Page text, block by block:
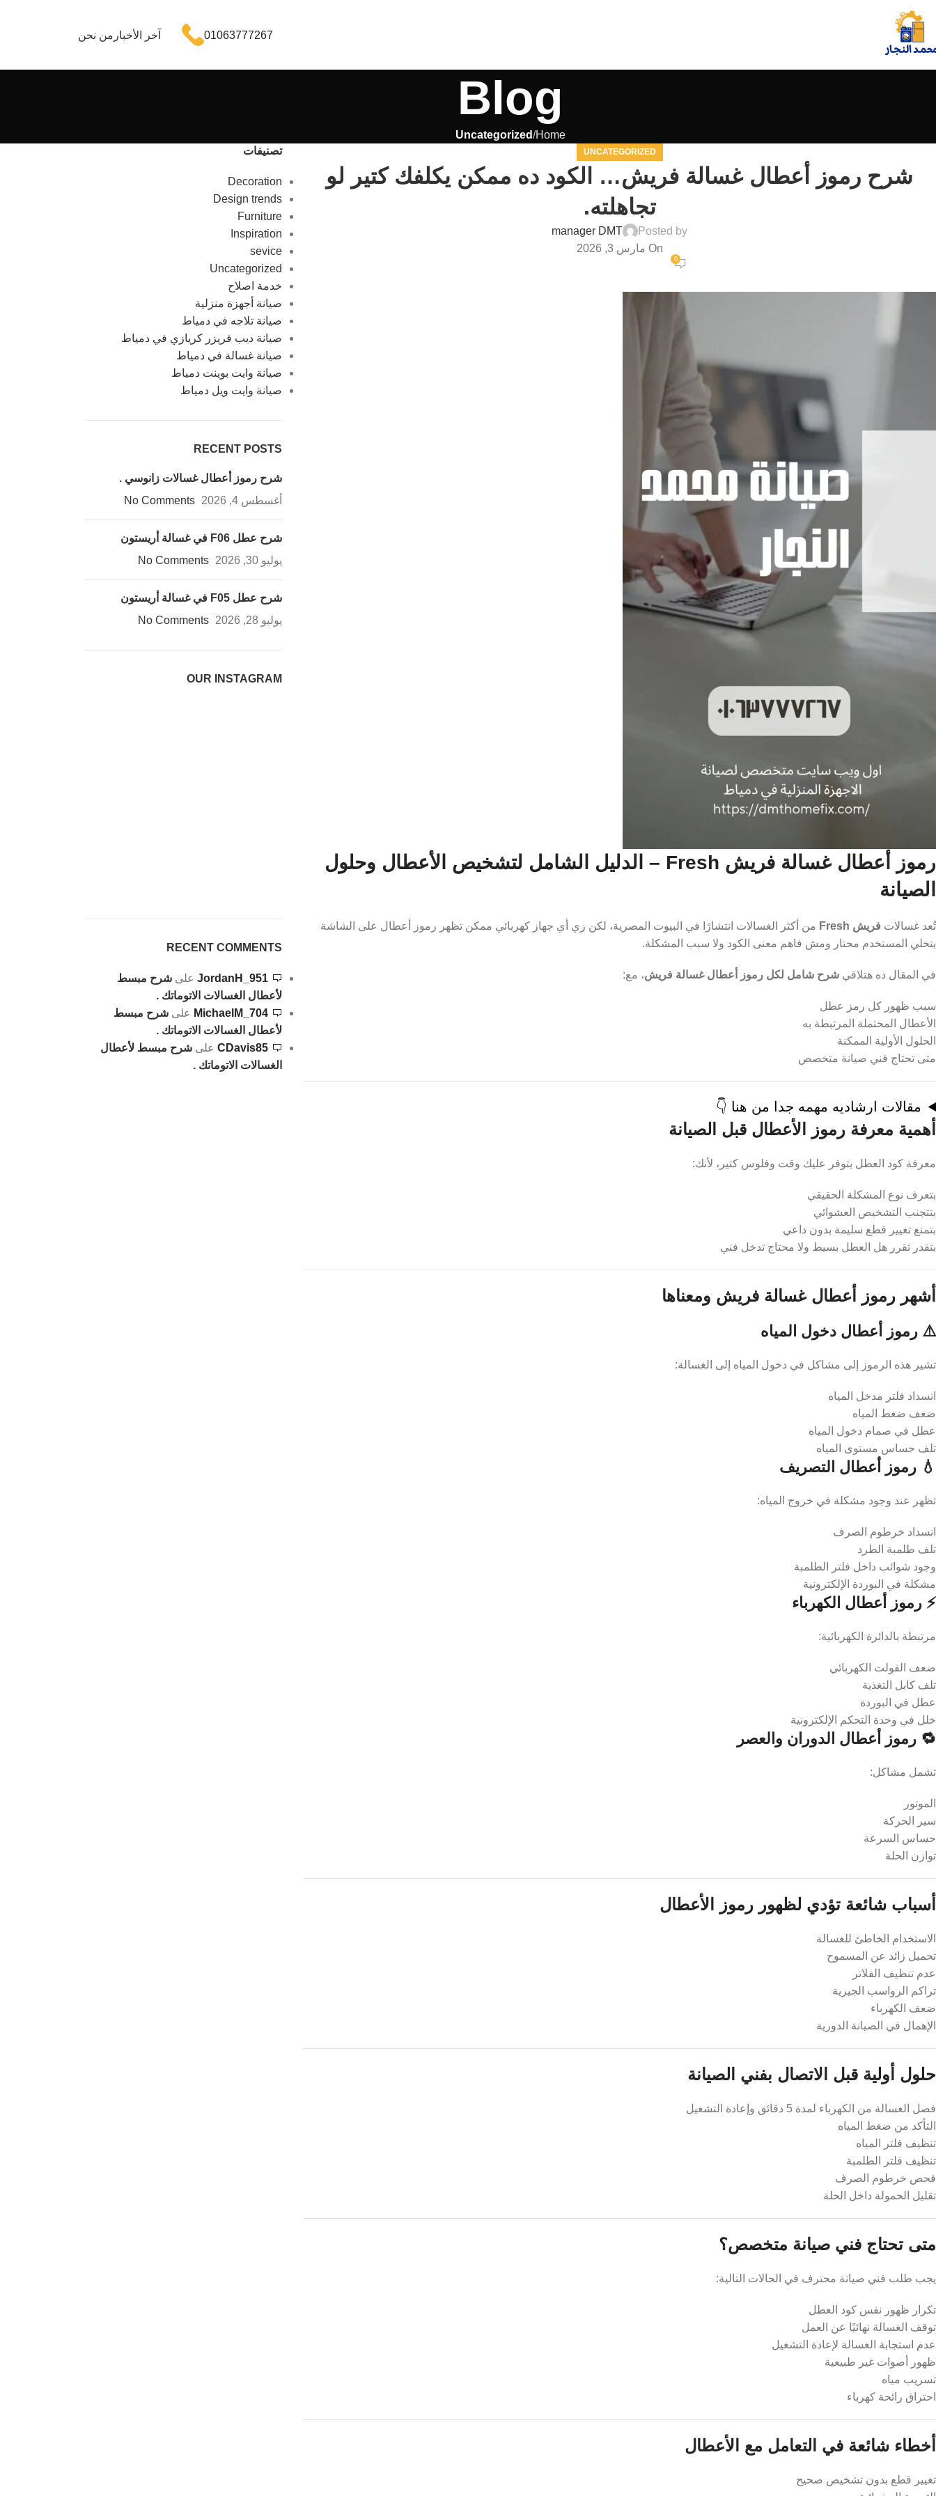
01063777267 آخر الأخبار من نحن
Blog
Home
Uncategorized
UNCATEGORIZED
شرح رموز أعطال غسالة فريش… الكود ده ممكن يكلفك كتير لو
تجاهلته.
Posted by
manager DMT
On مارس 3, 2026
0
رموز أعطال غسالة فريش Fresh – الدليل الشامل لتشخيص الأعطال وحلول
الصيانة
تُعد غسالات فريش Fresh
من أكثر الغسالات انتشارًا في البيوت المصرية، لكن زي أي جهاز كهربائي ممكن تظهر رموز أعطال على الشاشة
بتخلي المستخدم محتار ومش فاهم معنى الكود ولا سبب المشكلة.
في المقال ده هتلاقي شرح شامل لكل رموز أعطال غسالة فريش، مع:
سبب ظهور كل رمز عطل
الأعطال المحتملة المرتبطة به
الحلول الأولية الممكنة
متى تحتاج فني صيانة متخصص
مقالات ارشاديه مهمه جدا من هنا 👇
أهمية معرفة رموز الأعطال قبل الصيانة
معرفة كود العطل بتوفر عليك وقت وفلوس كتير، لأنك:
بتعرف نوع المشكلة الحقيقي
بتتجنب التشخيص العشوائي
بتمنع تغيير قطع سليمة بدون داعي
بتقدر تقرر هل العطل بسيط ولا محتاج تدخل فني
أشهر رموز أعطال غسالة فريش ومعناها
⚠️ رموز أعطال دخول المياه
تشير هذه الرموز إلى مشاكل في دخول المياه إلى الغسالة:
انسداد فلتر مدخل المياه
ضعف ضغط المياه
عطل في صمام دخول المياه
تلف حساس مستوى المياه
💧 رموز أعطال التصريف
تظهر عند وجود مشكلة في خروج المياه:
انسداد خرطوم الصرف
تلف طلمبة الطرد
وجود شوائب داخل فلتر الطلمبة
مشكلة في البوردة الإلكترونية
⚡ رموز أعطال الكهرباء
مرتبطة بالدائرة الكهربائية:
ضعف الفولت الكهربائي
تلف كابل التغذية
عطل في البوردة
خلل في وحدة التحكم الإلكترونية
🔁 رموز أعطال الدوران والعصر
تشمل مشاكل:
الموتور
سير الحركة
حساس السرعة
توازن الحلة
أسباب شائعة تؤدي لظهور رموز الأعطال
الاستخدام الخاطئ للغسالة
تحميل زائد عن المسموح
عدم تنظيف الفلاتر
تراكم الرواسب الجيرية
ضعف الكهرباء
الإهمال في الصيانة الدورية
حلول أولية قبل الاتصال بفني الصيانة
فصل الغسالة من الكهرباء لمدة 5 دقائق وإعادة التشغيل
التأكد من ضغط المياه
تنظيف فلتر المياه
تنظيف فلتر الطلمبة
فحص خرطوم الصرف
تقليل الحمولة داخل الحلة
متى تحتاج فني صيانة متخصص؟
يجب طلب فني صيانة محترف في الحالات التالية:
تكرار ظهور نفس كود العطل
توقف الغسالة نهائيًا عن العمل
عدم استجابة الغسالة لإعادة التشغيل
ظهور أصوات غير طبيعية
تسريب مياه
احتراق رائحة كهرباء
أخطاء شائعة في التعامل مع الأعطال
تغيير قطع بدون تشخيص صحيح
تصنيفات
Decoration
Design trends
Furniture
Inspiration
sevice
Uncategorized
خدمة اصلاح
صيانة أجهزة منزلية
صيانة تلاجه في دمياط
صيانة ديب فريزر كريازي في دمياط
صيانة غسالة في دمياط
صيانة وايت بوينت دمياط
صيانة وايت ويل دمياط
RECENT POSTS
شرح رموز أعطال غسالات زانوسي .
أغسطس 4, 2026
No Comments
شرح عطل F06 في غسالة أريستون
يوليو 30, 2026
No Comments
شرح عطل F05 في غسالة أريستون
يوليو 28, 2026
No Comments
OUR INSTAGRAM
RECENT COMMENTS
JordanH_951على شرح مبسط
لأعطال الغسالات الاتوماتك .
MichaelM_704 على شرح مبسط
لأعطال الغسالات الاتوماتك .
CDavis85على شرح مبسط لأعطال
الغسالات الاتوماتك .